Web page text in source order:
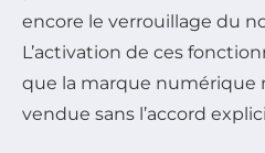
encore le verrouillage du
L’activation de ces
que la marque numérique
vendue sans l’accord